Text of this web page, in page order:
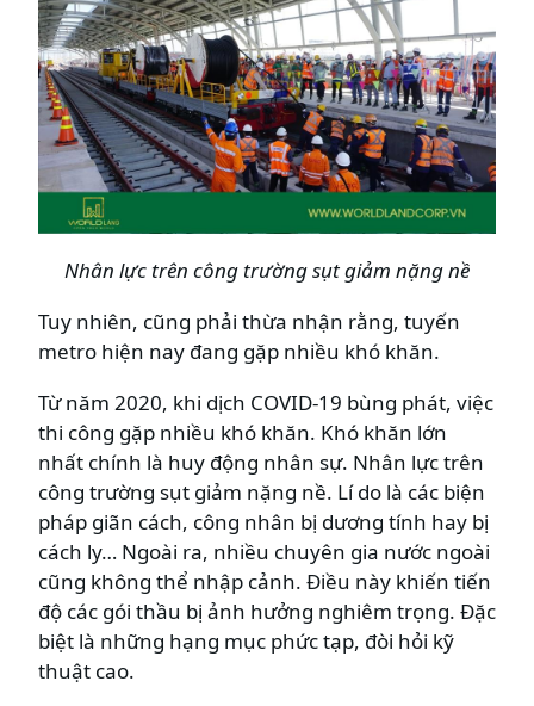
Nhân lực trên công trường sụt giảm nặng nề
Tuy nhiên, cũng phải thừa nhận rằng, tuyến
metro hiện nay đang gặp nhiều khó khăn.
Từ năm 2020, khi dịch COVID-19 bùng phát, việc
thi công gặp nhiều khó khăn. Khó khăn lớn
nhất chính là huy động nhân sự. Nhân lực trên
công trường sụt giảm nặng nề. Lí do là các biện
pháp giãn cách, công nhân bị dương tính hay bị
cách ly… Ngoài ra, nhiều chuyên gia nước ngoài
cũng không thể nhập cảnh. Điều này khiến tiến
độ các gói thầu bị ảnh hưởng nghiêm trọng. Đặc
biệt là những hạng mục phức tạp, đòi hỏi kỹ
thuật cao.